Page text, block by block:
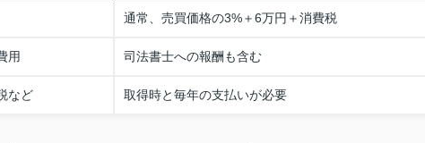
通常、売買価格の3%＋6万円＋消費税
用 司法書士への報酬も含む
など 取得時と毎年の支払いが必要